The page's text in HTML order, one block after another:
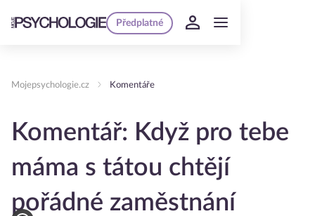
Předplatné
Mojepsychologie.cz Komentáře
Komentář: Když pro tebe
máma s tátou chtějí
pořádné zaměstnání